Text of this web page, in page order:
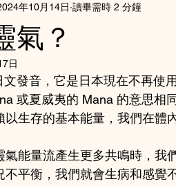
氣？
年10月14日 讀畢需時 2 分鐘
日
發音，它是日本現在不再使
或夏威夷的 Mana 的意思相同
生存的基本能量，我們在體
氣能量流產生更多共鳴時，我
平衡，我們就會生病和感覺不